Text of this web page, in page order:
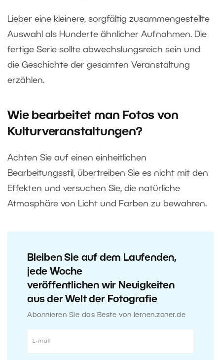
Lieber eine kleinere, sorgfältig zusammengestellte
Auswahl als Hunderte ähnlicher Aufnahmen. Die
fertige Serie sollte abwechslungsreich sein und
die Geschichte der gesamten Veranstaltung
erzählen.
Wie bearbeitet man Fotos von
Kulturveranstaltungen?
Achten Sie auf einen einheitlichen
Bearbeitungsstil, übertreiben Sie es nicht mit den
Effekten und versuchen Sie, die natürliche
Atmosphäre von Licht und Farben zu bewahren.
Bleiben Sie auf dem Laufenden,
jede Woche
veröffentlichen wir Neuigkeiten
aus der Welt der Fotografie
Abonnieren Sie das Beste von lernen.zoner.de